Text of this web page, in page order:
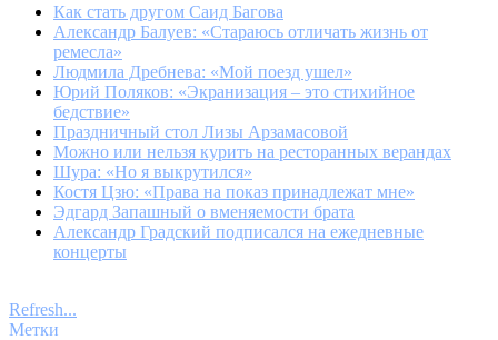
Как стать другом Саид Багова
Александр Балуев: «Стараюсь отличать жизнь от
ремесла»
Людмила Дребнева: «Мой поезд ушел»
Юрий Поляков: «Экранизация – это стихийное
бедствие»
Праздничный стол Лизы Арзамасовой
Можно или нельзя курить на ресторанных верандах
Шура: «Но я выкрутился»
Костя Цзю: «Права на показ принадлежат мне»
Эдгард Запашный о вменяемости брата
Александр Градский подписался на ежедневные
концерты
Refresh...
Метки